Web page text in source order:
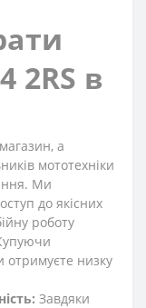
2RS в
а
мототехніки
Ми
до якісних
роботу
отримуєте низку
Завдяки